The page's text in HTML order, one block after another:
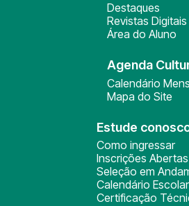
Destaques
Revistas Digitais
Área do Aluno
Agenda
Calendário
Mapa do Site
Estude
Como ingressar
Inscrições Abertas
Seleção em
Calendário Escolar
Certificação